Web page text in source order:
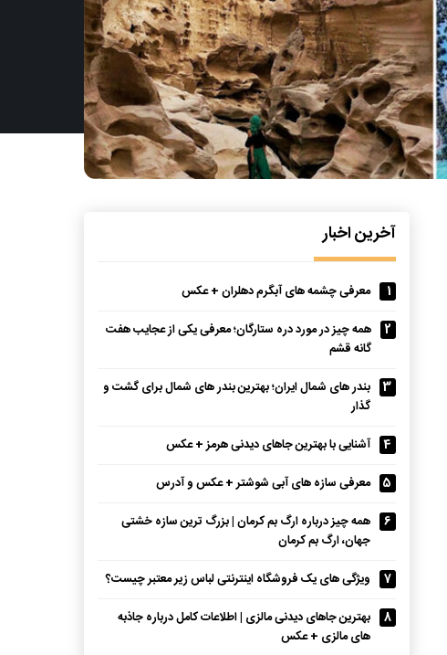
آخرین اخبار
1
معرفی چشمه های آبگرم دهلران + عکس
2
همه چیز در مورد دره ستارگان؛ معرفی یکی از عجایب هفت
گانه قشم
3
بندر های شمال ایران؛ بهترین بندر های شمال برای گشت و
گذار
4
آشنایی با بهترین جاهای دیدنی هرمز + عکس
5
معرفی سازه های آبی شوشتر + عکس و آدرس
6
همه چیز درباره ارگ بم کرمان | بزرگ ترین سازه خشتی
جهان، ارگ بم کرمان
7
ویژگی های یک فروشگاه اینترنتی لباس زیر معتبر چیست؟
8
بهترین جاهای دیدنی مالزی | اطلاعات کامل درباره جاذبه
های مالزی + عکس